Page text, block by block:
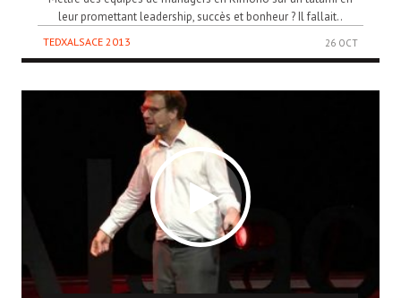
leur promettant leadership, succès et bonheur ? Il fallait..
TEDXALSACE 2013 26 OCT